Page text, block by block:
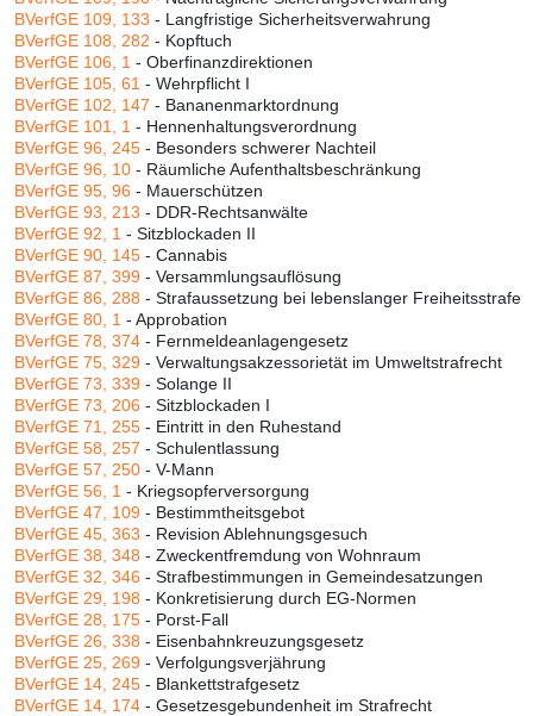
BVerfGE 109, 133 - Langfristige Sicherheitsverwahrung
BVerfGE 108, 282 - Kopftuch
BVerfGE 106, 1 - Oberfinanzdirektionen
BVerfGE 105, 61 - Wehrpflicht I
BVerfGE 102, 147 - Bananenmarktordnung
BVerfGE 101, 1 - Hennenhaltungsverordnung
BVerfGE 96, 245 - Besonders schwerer Nachteil
BVerfGE 96, 10 - Räumliche Aufenthaltsbeschränkung
BVerfGE 95, 96 - Mauerschützen
BVerfGE 93, 213 - DDR-Rechtsanwälte
BVerfGE 92, 1 - Sitzblockaden II
BVerfGE 90, 145 - Cannabis
BVerfGE 87, 399 - Versammlungsauflösung
BVerfGE 86, 288 - Strafaussetzung bei lebenslanger Freiheitsstrafe
BVerfGE 80, 1 - Approbation
BVerfGE 78, 374 - Fernmeldeanlagengesetz
BVerfGE 75, 329 - Verwaltungsakzessorietät im Umweltstrafrecht
BVerfGE 73, 339 - Solange II
BVerfGE 73, 206 - Sitzblockaden I
BVerfGE 71, 255 - Eintritt in den Ruhestand
BVerfGE 58, 257 - Schulentlassung
BVerfGE 57, 250 - V-Mann
BVerfGE 56, 1 - Kriegsopferversorgung
BVerfGE 47, 109 - Bestimmtheitsgebot
BVerfGE 45, 363 - Revision Ablehnungsgesuch
BVerfGE 38, 348 - Zweckentfremdung von Wohnraum
BVerfGE 32, 346 - Strafbestimmungen in Gemeindesatzungen
BVerfGE 29, 198 - Konkretisierung durch EG-Normen
BVerfGE 28, 175 - Porst-Fall
BVerfGE 26, 338 - Eisenbahnkreuzungsgesetz
BVerfGE 25, 269 - Verfolgungsverjährung
BVerfGE 14, 245 - Blankettstrafgesetz
BVerfGE 14, 174 - Gesetzesgebundenheit im Strafrecht